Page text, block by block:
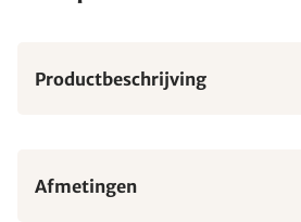
Productbeschrijving
Afmetingen